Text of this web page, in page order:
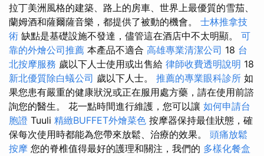
拉丁美洲風格的建築、路上的房車、世界上最優質的雪茄、
蘭姆酒和薩爾薩音樂，都提供了被動的機會。 士林推拿技
術 缺點是基礎設施不發達，儘管這在酒店中不太明顯。 可
靠的外燴公司推薦 本產品不適合 高雄專業清潔公司 18 台
北按摩服務 歲以下人士使用或出售給 律師收費透明說明 18
新北優質除白蟻公司 歲以下人士。 推薦的專業眼科診所 如
果您患有嚴重的健康狀況或正在服用處方藥，請在使用前諮
詢您的醫生。 花一點時間進行維護，您可以讓 如何申請台
胞證 Tuuli 精緻BUFFET外燴菜色 按摩器保持最佳狀態，確
保每次使用時都能為您帶來放鬆、治療的效果。 頭痛放鬆
按摩 您的脊椎值得最好的護理和關注，我們的 多樣化餐盒